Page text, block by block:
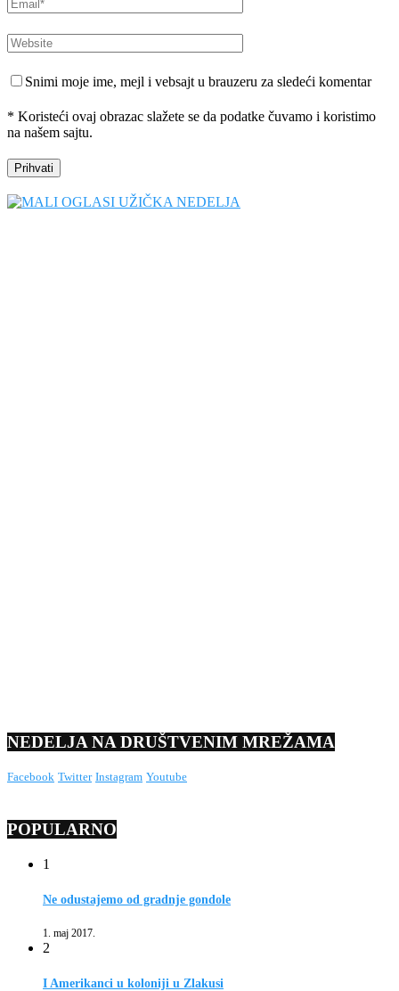
Snimi moje ime, mejl i vebsajt u brauzeru za sledeći komentar
* Koristeći ovaj obrazac slažete se da podatke čuvamo i koristimo
na našem sajtu.
NEDELJA NA DRUŠTVENIM MREŽAMA
Facebook Twitter Instagram Youtube
POPULARNO
1
Ne odustajemo od gradnje gondole
1. maj 2017.
2
I Amerikanci u koloniji u Zlakusi